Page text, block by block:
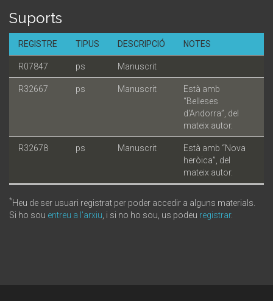
Suports
REGISTRE TIPUS DESCRIPCIÓ NOTES
R07847 ps Manuscrit
R32667 ps Manuscrit
Està amb
“Belleses
d'Andorra”, del
mateix autor.
R32678 ps Manuscrit
Està amb “Nova
heròica”, del
mateix autor.
*Heu de ser usuari registrat per poder accedir a alguns materials.
Si ho sou entreu a l'arxiu , i si no ho sou, us podeu registrar.